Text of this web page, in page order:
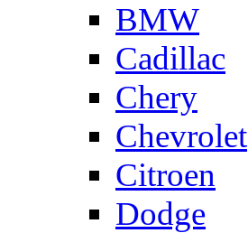
BMW
Cadillac
Chery
Chevrolet
Citroen
Dodge